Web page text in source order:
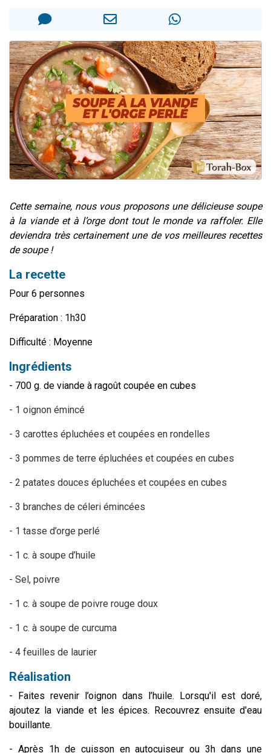
2 personnes viennent de nous rejoindre sur WhatsApp
2 nouvelles musiques dans Torah-Box Music
6 personnes viennent de nous rejoindre sur WhatsApp
Cette semaine, nous vous proposons une délicieuse soupe
à la viande et à l’orge dont tout le monde va raffoler. Elle
deviendra très certainement une de vos meilleures recettes
de soupe !
La recette
Pour 6 personnes
Préparation : 1h30
Difficulté : Moyenne
Ingrédients
- 700 g. de viande à ragoût coupée en cubes
- 1 oignon émincé
- 3 carottes épluchées et coupées en rondelles
- 3 pommes de terre épluchées et coupées en cubes
- 2 patates douces épluchées et coupées en cubes
- 3 branches de céleri émincées
- 1 tasse d’orge perlé
- 1 c. à soupe d’huile
- Sel, poivre
- 1 c. à soupe de poivre rouge doux
- 1 c. à soupe de curcuma
- 4 feuilles de laurier
Réalisation
- Faites revenir l’oignon dans l’huile. Lorsqu'il est doré,
ajoutez la viande et les épices. Recouvrez ensuite d'eau
bouillante.
- Après 1h de cuisson en autocuiseur ou 3h dans une